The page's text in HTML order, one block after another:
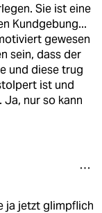
Sie ist eine
Kundgebung...
gewesen
sein, dass der
und diese trug
ist und
nur so kann
ja jetzt glimpflich